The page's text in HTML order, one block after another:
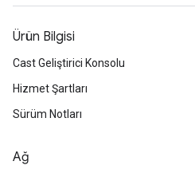
Ürün Bilgisi
Cast Geliştirici Konsolu
Hizmet Şartları
Sürüm Notları
Ağ